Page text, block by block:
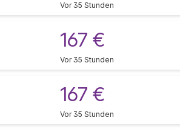
Vor 35 Stunden
167 €
Vor 35 Stunden
167 €
Vor 35 Stunden